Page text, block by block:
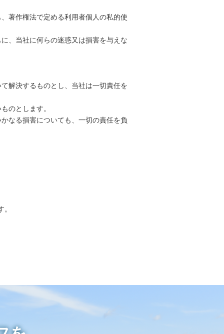
著作権法で定める利用者個人の私的使
、当社に何らの迷惑又は損害を与えな
解決するものとし、当社は一切責任を
のとします。
なる損害についても、一切の責任を負